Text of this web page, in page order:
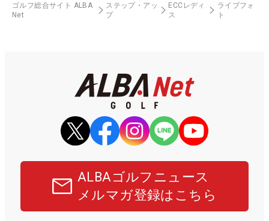
ゴルフ総合サイト ALBA
Net
ステップ・アッ
プ
ECCレディ
ス
ライブフォ
ト
ALBAゴルフニュース
メルマガ登録はこちら